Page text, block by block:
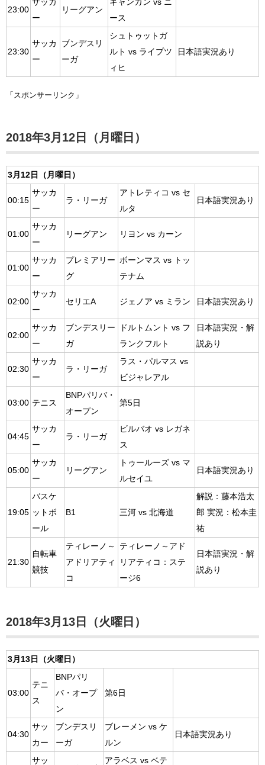
23:00
サッカ
ー
リーグアン
ギャンガン vs ニ
ース
23:30
サッカ
ー
ブンデスリ
ーガ
シュトゥットガ
ルト vs ライプツ
ィヒ
日本語実況あり
「スポンサーリンク」
2018年3月12日（月曜日）
3月12日（月曜日）
00:15
サッカ
ー
ラ・リーガ
アトレティコ vs セ
ルタ
日本語実況あり
01:00
サッカ
ー
リーグアン リヨン vs カーン
01:00
サッカ
ー
プレミアリー
グ
ボーンマス vs トッ
テナム
02:00
サッカ
ー
セリエA ジェノア vs ミラン 日本語実況あり
02:00
サッカ
ー
ブンデスリー
ガ
ドルトムント vs フ
ランクフルト
日本語実況・解
説あり
02:30
サッカ
ー
ラ・リーガ
ラス・パルマス vs
ビジャレアル
03:00 テニス
BNPパリバ・
オープン
第5日
04:45
サッカ
ー
ラ・リーガ
ビルバオ vs レガネ
ス
05:00
サッカ
ー
リーグアン
トゥールーズ vs マ
ルセイユ
日本語実況あり
19:05
バスケ
ットボ
ール
B1 三河 vs 北海道
解説：藤本浩太
郎 実況：松本圭
祐
21:30
自転車
競技
ティレーノ～
アドリアティ
コ
ティレーノ～アド
リアティコ：ステ
ージ6
日本語実況・解
説あり
2018年3月13日（火曜日）
3月13日（火曜日）
03:00
テニ
ス
BNPパリ
バ・オープ
ン
第6日
04:30
サッ
カー
ブンデスリ
ーガ
ブレーメン vs ケ
ルン
日本語実況あり
サッ
アラベス vs ベテ